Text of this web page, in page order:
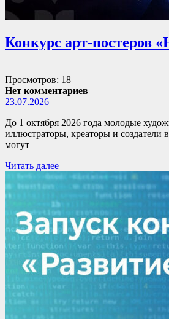
Конкурс арт-постеров
Просмотров: 18
Нет комментариев
23.07.2026
До 1 октября 2026 года молодые
иллюстраторы, креаторы и создатели
могут
Читать далее